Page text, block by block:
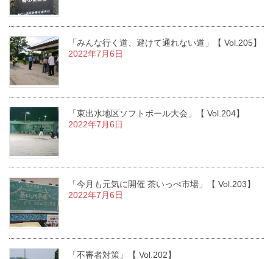
「みんな行く道、避けて通れない道」【 Vol.205】
2022年7月6日
「東出水地区ソフトボール大会」【 Vol.204】
2022年7月6日
「今月も元気に開催 茶いっぺ市場」【 Vol.203】
2022年7月6日
「不審者対策」【 Vol.202】